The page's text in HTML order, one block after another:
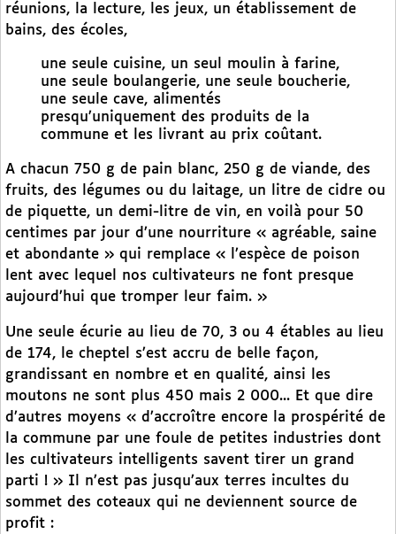
réunions, la lecture, les jeux, un établissement de
bains, des écoles,
une seule cuisine, un seul moulin à farine,
une seule boulangerie, une seule boucherie,
une seule cave, alimentés
presqu’uniquement des produits de la
commune et les livrant au prix coûtant.
A chacun 750 g de pain blanc, 250 g de viande, des
fruits, des légumes ou du laitage, un litre de cidre ou
de piquette, un demi-litre de vin, en voilà pour 50
centimes par jour d’une nourriture « agréable, saine
et abondante » qui remplace « l’espèce de poison
lent avec lequel nos cultivateurs ne font presque
aujourd’hui que tromper leur faim. »
Une seule écurie au lieu de 70, 3 ou 4 étables au lieu
de 174, le cheptel s’est accru de belle façon,
grandissant en nombre et en qualité, ainsi les
moutons ne sont plus 450 mais 2 000... Et que dire
d’autres moyens « d’accroître encore la prospérité de
la commune par une foule de petites industries dont
les cultivateurs intelligents savent tirer un grand
parti ! » Il n’est pas jusqu’aux terres incultes du
sommet des coteaux qui ne deviennent source de
profit :